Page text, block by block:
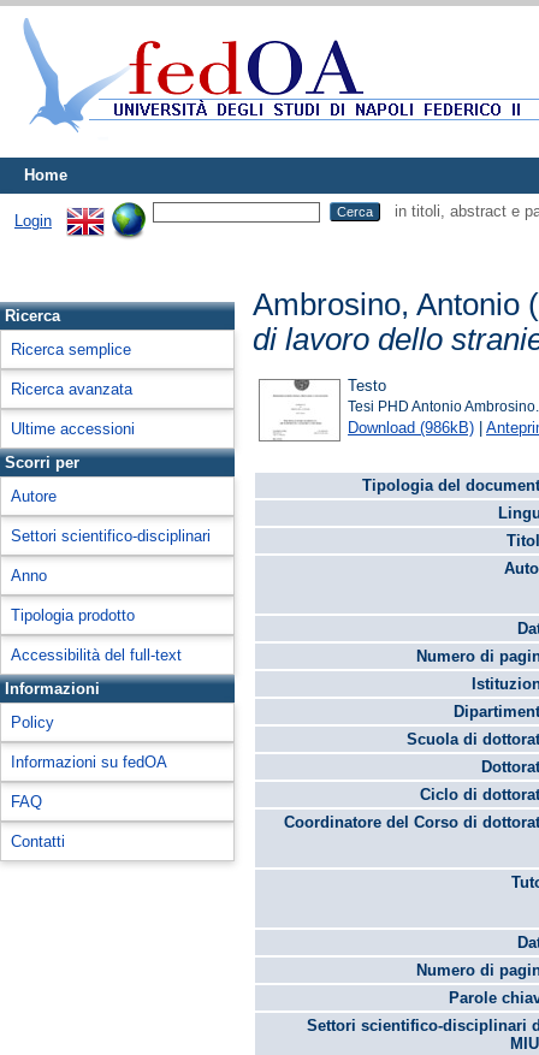
Home
Login
in titoli, abstract e
Ricerca
Ricerca semplice
Ricerca avanzata
Ultime accessioni
Scorri per
Autore
Settori scientifico-disciplinari
Anno
Tipologia prodotto
Accessibilità del full-text
Informazioni
Policy
Informazioni su fedOA
FAQ
Contatti
Ambrosino, Antonio
di lavoro dello
Testo
Tesi PHD Antonio
Download (986kB) |
Tipologia del
Numero di
Scuola di
Ciclo di
Coordinatore del Corso di
Numero di
Parole
Settori scientifico-disciplinari